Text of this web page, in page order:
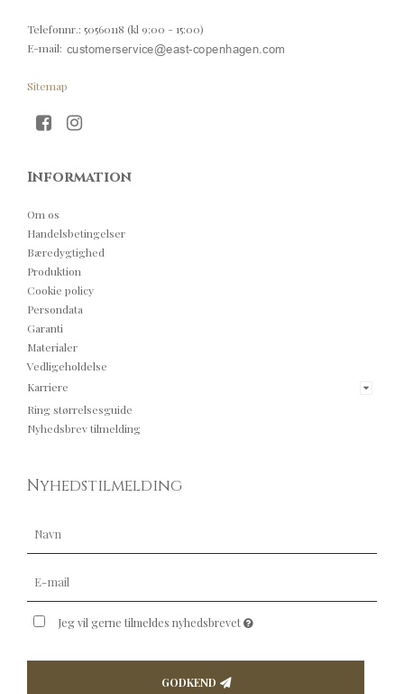
Telefonnr.: 50560118 (kl 9:00 - 15:00)
E-mail:
Sitemap
Information
Om os
Handelsbetingelser
Bæredygtighed
Produktion
Cookie policy
Persondata
Garanti
Materialer
Vedligeholdelse
Karriere
Ring størrelsesguide
Nyhedsbrev tilmelding
Nyhedstilmelding
Jeg vil gerne tilmeldes nyhedsbrevet
GODKEND